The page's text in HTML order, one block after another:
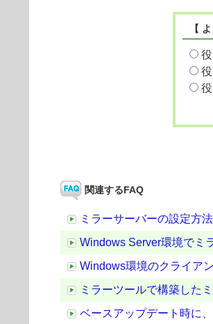
【
関連するFAQ
ミラーサーバーの設定方法
Windows Server環境でミ
Windows環境のクライア
ミラーツールで構築した
ベースアップデート時に